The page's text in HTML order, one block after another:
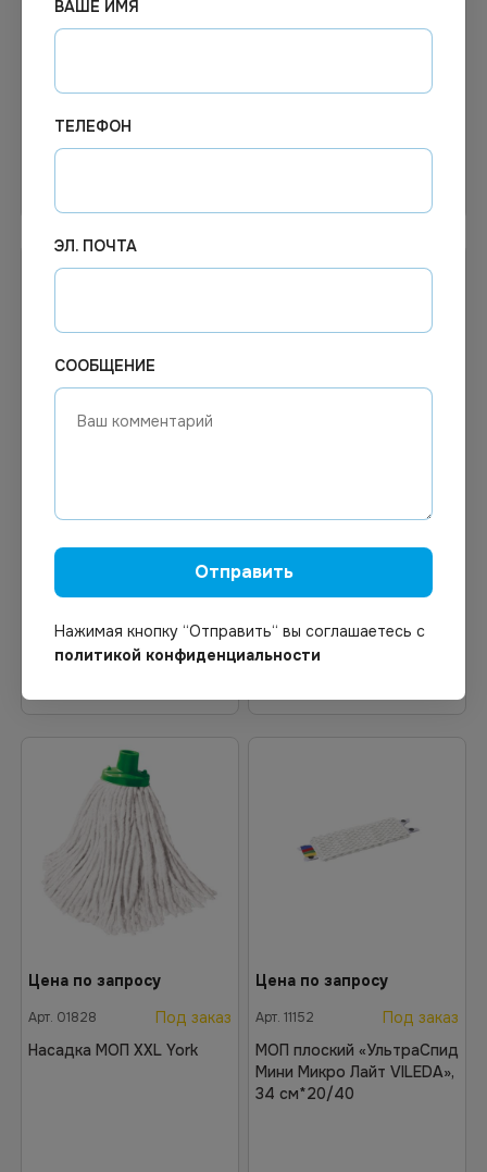
Арт.00529
В наличии
(Blanco)
Арт.12738
Под заказ
40*13 см, карман, акрил
01223
В наличии
Насадка МОП
микрофибра(кругл. плоск)
Арт.00172
В наличии
комбиниров.
Цена по запросу
Арт. 01828
Под заказ
Насадка МОП XXL York
Цена по запросу
Арт. 11152
Под заказ
МОП плоский «УльтраСпид
Мини Микро Лайт VILEDA»,
34 см*20/40
ВАШЕ ИМЯ
ТЕЛЕФОН
ЭЛ. ПОЧТА
СООБЩЕНИЕ
Отправить
Нажимая кнопку “Отправить“ вы соглашаетесь с
политикой конфиденциальности